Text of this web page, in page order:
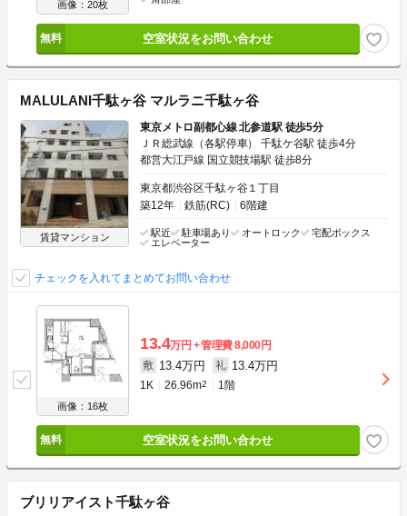
画像：20枚
空室状況をお問い合わせ
MALULANI千駄ヶ谷 マルラニ千駄ヶ谷
賃貸マンション
東京メトロ副都心線 北参道駅 徒歩5分
ＪＲ総武線（各駅停車） 千駄ケ谷駅 徒歩4分
都営大江戸線 国立競技場駅 徒歩8分
東京都渋谷区千駄ヶ谷１丁目
築12年
鉄筋(RC) 6階建
駅近 駐車場あり オートロック
宅配ボックス
エレベーター
チェックを入れてまとめてお問い合わせ
画像：16枚
13.4万円 管理費8,000円
敷 13.4万円 礼 13.4万円
1K 26.96m2 1階
空室状況をお問い合わせ
ブリリアイスト千駄ヶ谷